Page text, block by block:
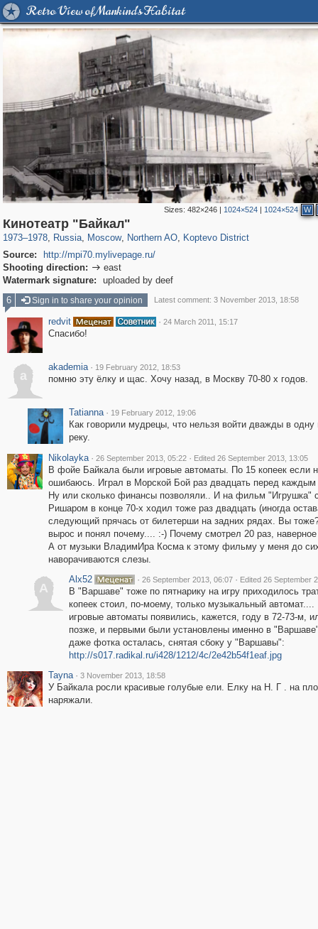
Retro View of Mankind's Habitat
Sizes:482×246 | 1024×524 | 1024×524 W
Кинотеатр "Байкал"
1973–1978, Russia
1,406,423 29,243
, Moscow
319,780 8,286
, Northern AO
22,533
, Koptevo District
Source:
http://mpi70.mylivepage.ru/
Shooting direction:  east
Watermark signature:
uploaded by deef
6
Sign in to share your opinion Latest comment: 3 November 2013, 18:58
redvit · 24 March 2011, 15:17
Спасибо!
a
akademia · 19 February 2012, 18:53
помню эту ёлку и щас. Хочу назад, в Москву 70-80 х годов.
Tatianna · 19 February 2012, 19:06
Как говорили мудрецы, что нельзя войти дважды в одну
реку.
Nikolayka · 26 September 2013, 05:22 · Edited 26 September 2013, 13:05
В фойе Байкала были игровые автоматы. По 15 копеек если
ошибаюсь. Играл в Морской Бой раз двадцать перед каждым
Ну или сколько финансы позволяли.. И на фильм "Игрушка"
Ришаром в конце 70-х ходил тоже раз двадцать (иногда
следующий прячась от билетерши на задних рядах. Вы
вырос и понял почему.... :-) Почему смотрел 20 раз,
А от музыки ВладимИра Косма к этому фильму у меня до
наворачиваются слезы.
A
Alx52 · 26 September 2013, 06:07 · Edited 26 September
В "Варшаве" тоже по пятнарику на игру приходилось
копеек стоил, по-моему, только музыкальный
игровые автоматы появились, кажется, году в 72-73-м,
позже, и первыми были установлены именно в
даже фотка осталась, снятая сбоку у "Варшавы":
http://s017.radikal.ru/i428/1212/4c/2e42b54f1eaf.jpg
Tayna · 3 November 2013, 18:58
У Байкала росли красивые голубые ели. Елку на Н. Г . на
наряжали.